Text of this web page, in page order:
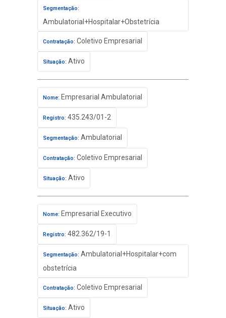
Segmentação:
Ambulatorial+Hospitalar+Obstetrícia
Contratação: Coletivo Empresarial
Situação: Ativo
Nome: Empresarial Ambulatorial
Registro: 435.243/01-2
Segmentação: Ambulatorial
Contratação: Coletivo Empresarial
Situação: Ativo
Nome: Empresarial Executivo
Registro: 482.362/19-1
Segmentação: Ambulatorial+Hospitalar+com
obstetrícia
Contratação: Coletivo Empresarial
Situação: Ativo